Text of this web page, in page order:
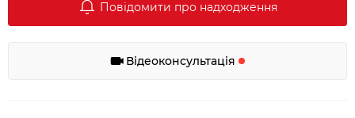
Повідомити про надходження
Відеоконсультація